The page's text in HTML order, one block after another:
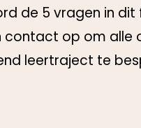
de 5 vragen in dit
contact op om alle
leertraject te